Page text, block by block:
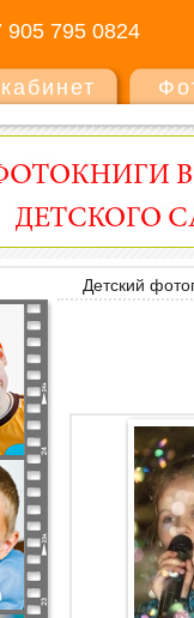
905 795 0824
Детский